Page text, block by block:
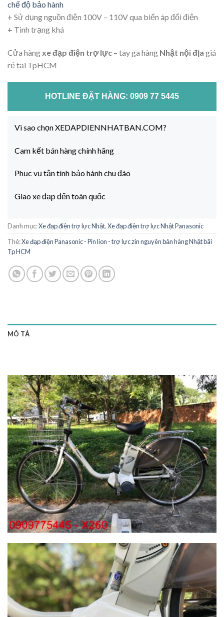
chế độ bảo hành
+ Sử dụng nguồn điện 100V – 110V qua biến áp đổi điện
+ Tình trạng khá
Cửa hàngxe đạp điện trợ lực – tay ga hàng Nhật nội địa giá
rẻ tại TpHCM
HOTLINE ĐẶT HÀNG: 0909 77 5445
Vì sao chọn XEDAPDIENNHATBAN.COM?
Cam kết bán hàng chính hãng
Phục vụ tận tình bảo hành chu đáo
Giao xe đạp đến toàn quốc
Danh mục:Xe đạp điện trợ lực Nhật,Xe đạp điện trợ lực Nhật Panasonic
Thẻ:Xe đạp điện Panasonic - Pin lion - trợ lực zin nguyên bản hàng Nhật bãi
Tp HCM
MÔ TẢ